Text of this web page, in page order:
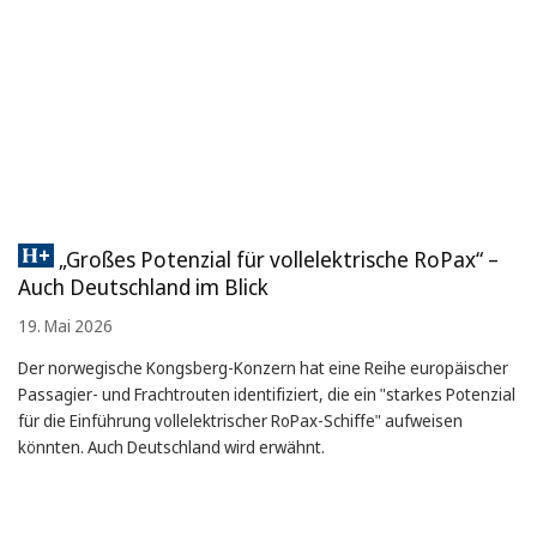
„Großes Potenzial für vollelektrische RoPax“ –
Auch Deutschland im Blick
19. Mai 2026
Der norwegische Kongsberg-Konzern hat eine Reihe europäischer
Passagier- und Frachtrouten identifiziert, die ein "starkes Potenzial
für die Einführung vollelektrischer RoPax-Schiffe" aufweisen
könnten. Auch Deutschland wird erwähnt.